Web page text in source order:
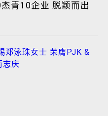
青10企业 脱颖而出